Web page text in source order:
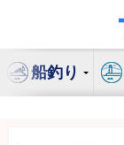
ン
船釣り